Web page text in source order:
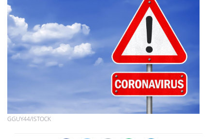
GGUY44/ISTOCK